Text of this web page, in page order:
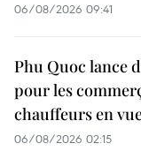
06/08/2026 09:41
Phu Quoc lance
pour les
chauffeurs en
06/08/2026 02:15